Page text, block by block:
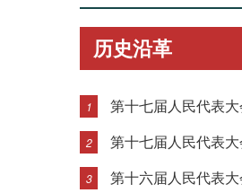
历史沿革
1 第十七届人民代表
2 第十七届人民代表
3 第十六届人民代表